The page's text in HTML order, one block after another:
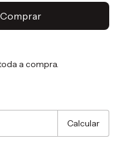
a compra.
Calcular